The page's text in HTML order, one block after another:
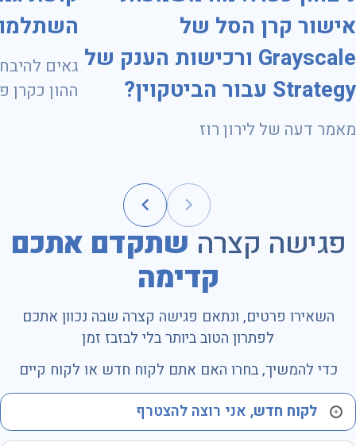
אישור קרן הסל של
Grayscale ורכישות הענק של
Strategy עבור הביטקוין?
מאמר דעה של לירון רוז
גאים
פגישה קצרה שתקדם אתכם
קדימה
השאירו פרטים, ונתאם פגישה קצרה שבה נכוון אתכם
לפתרון הטוב ביותר בלי לבזבז זמן
כדי להמשיך, בחרו האם אתם לקוח חדש או לקוח קיים
לקוח חדש, אני רוצה להצטרף